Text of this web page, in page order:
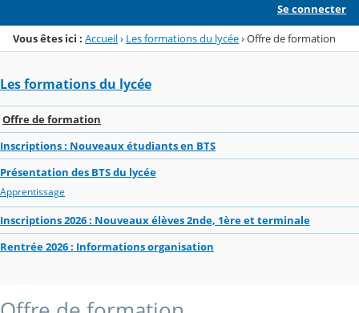
Se connecter
Vous êtes ici : Accueil› Les formations du lycée›Offre de formation
Les formations du lycée
Offre de formation
Inscriptions : Nouveaux étudiants en BTS
Présentation des BTS du lycée
Apprentissage
Inscriptions 2026 : Nouveaux élèves 2nde, 1ère et terminale
Rentrée 2026 : Informations organisation